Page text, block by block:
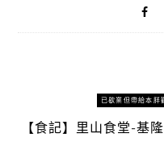
已歇業但帶給本胖
【食記】里山食堂-基